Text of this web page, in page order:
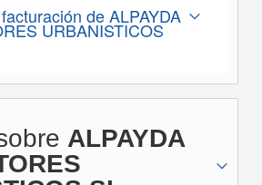
de ALPAYDA
URBANISTICOS
ALPAYDA